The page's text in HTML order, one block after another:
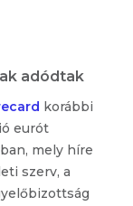
adódtak
korábbi
eurót
mely híre
szerv, a